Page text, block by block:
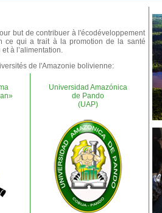
but de contribuer à l'écodéveloppement
ce qui a trait à la promotion de la santé
à l’alimentation.
de l'Amazonie bolivienne:
Universidad Amazónica
de Pando
(UAP)